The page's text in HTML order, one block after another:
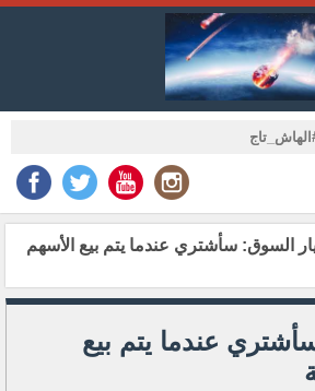
السوق: سأشتري عندما يتم بيع الأسهم
عندما يتم بيع